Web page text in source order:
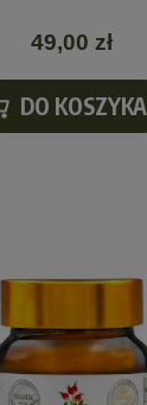
49,00 zł
DO KOSZYKA